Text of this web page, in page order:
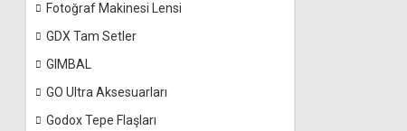
Fotoğraf Makinesi Lensi
GDX Tam Setler
GIMBAL
GO Ultra Aksesuarları
Godox Tepe Flaşları